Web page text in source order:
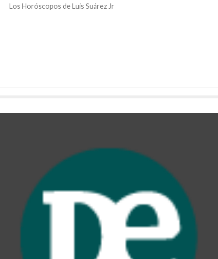
Los Horóscopos de Luis Suárez Jr